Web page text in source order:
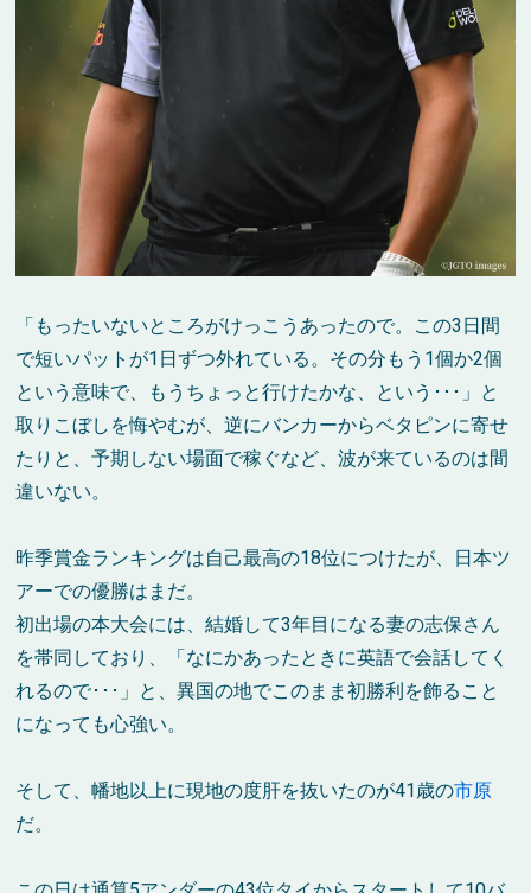
「もったいないところがけっこうあったので。この3日間
で短いパットが1日ずつ外れている。その分もう1個か2個
という意味で、もうちょっと行けたかな、という･･･」と
取りこぼしを悔やむが、逆にバンカーからベタピンに寄せ
たりと、予期しない場面で稼ぐなど、波が来ているのは間
違いない。
昨季賞金ランキングは自己最高の18位につけたが、日本ツ
アーでの優勝はまだ。
初出場の本大会には、結婚して3年目になる妻の志保さん
を帯同しており、「なにかあったときに英語で会話してく
れるので･･･」と、異国の地でこのまま初勝利を飾ること
になっても心強い。
そして、幡地以上に現地の度肝を抜いたのが41歳の市原
だ。